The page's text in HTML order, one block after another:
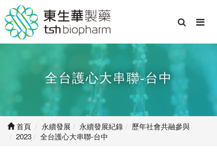
全台護心大串聯-台中
首頁 永續發展 永續發展紀錄
歷年社會共融參與
2023
全台護心大串聯-台中